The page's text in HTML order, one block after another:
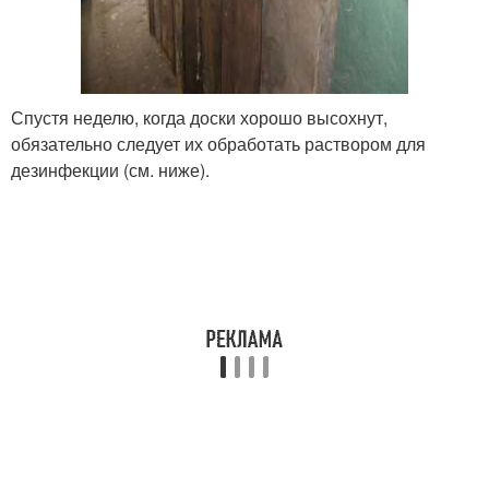
Спустя неделю, когда доски хорошо высохнут,
обязательно следует их обработать раствором для
дезинфекции (см. ниже).